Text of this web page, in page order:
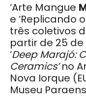
‘Arte Mangue
e ‘Replicando
três coletivos
partir de 25
‘Deep Marajó:
Ceramics’no
Nova Iorque
Museu